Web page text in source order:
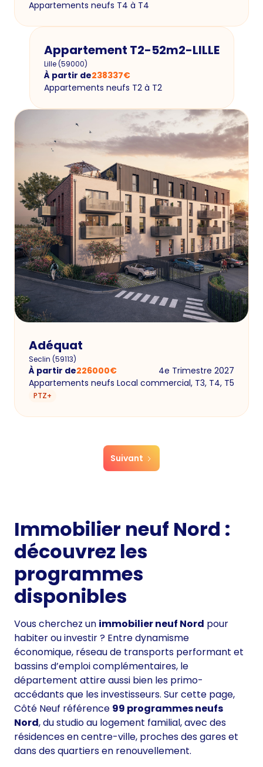
Appartements neufs T4 à T4
Appartement T2-52m2-LILLE
Lille (59000)
À partir de238337€
Appartements neufs T2 à T2
Adéquat
Seclin (59113)
À partir de226000€
4e Trimestre 2027
Appartements neufs Local commercial, T3, T4, T5
PTZ+
Suivant
Immobilier neuf Nord :
découvrez les
programmes
disponibles
Vous cherchez un immobilier neuf Nord pour
habiter ou investir ? Entre dynamisme
économique, réseau de transports performant et
bassins d’emploi complémentaires, le
département attire aussi bien les primo-
accédants que les investisseurs. Sur cette page,
Côté Neuf référence 99 programmes neufs
Nord, du studio au logement familial, avec des
résidences en centre-ville, proches des gares et
dans des quartiers en renouvellement.